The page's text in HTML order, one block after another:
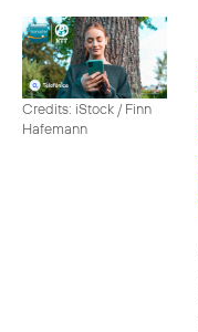
Credits: iStock / Finn
Hafemann